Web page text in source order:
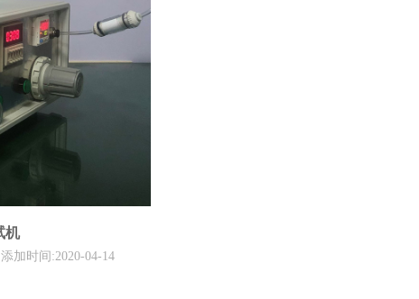
机
加时间:2020-04-14